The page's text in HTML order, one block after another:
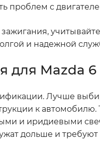
проблем с
и надежной
для Mazda 6
Лучше
к автомобилю.
и иридиевыми
дольше и